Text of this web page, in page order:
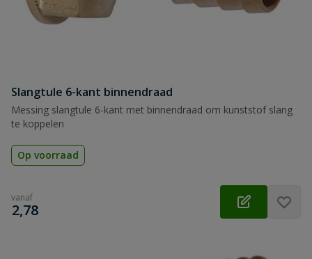
Slangtule 6-kant binnendraad
Messing slangtule 6-kant met binnendraad om kunststof slang
te koppelen
Op voorraad
vanaf
€
2,78